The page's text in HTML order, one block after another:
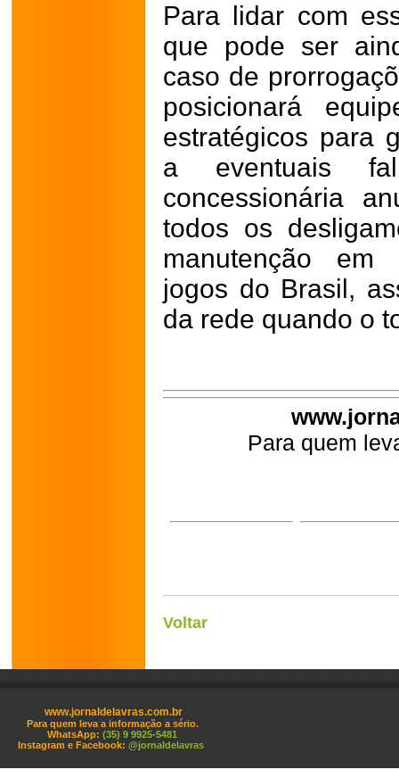
Para lidar com
que pode ser
caso de
posicionará
estratégicos para
a eventuais
concessionária
todos os
manutenção em
jogos do Brasil,
da rede quando o
Para quem
Voltar
www.jornaldelavras.com.br
Para quem leva a informação a sério.
WhatsApp: (35) 9 9925-5481
Instagram e Facebook: @jornaldelavras